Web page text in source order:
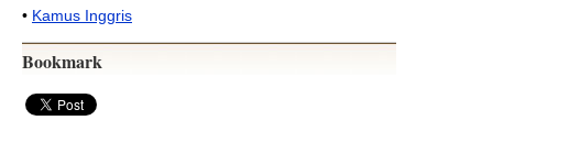
• Kamus Inggris
Bookmark